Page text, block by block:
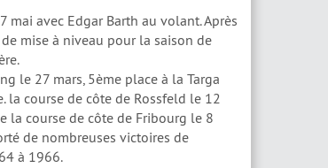
avec Edgar Barth au volant. Après
mise à niveau pour la saison de
le 27 mars, 5ème place à la Targa
la course de côte de Rossfeld le 12
la course de côte de Fribourg le 8
de nombreuses victoires de
à 1966.